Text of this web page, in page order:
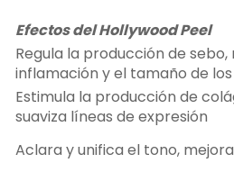
Efectos del Hollywood Peel
Regula la producción de sebo,
inflamación y el tamaño de
Estimula la producción de
suaviza líneas de expresión
Aclara y unifica el tono,